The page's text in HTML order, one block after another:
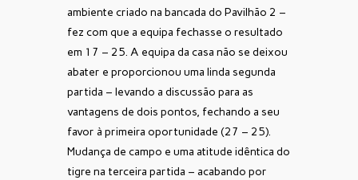
ambiente criado na bancada do Pavilhão 2 –
fez com que a equipa fechasse o resultado
em 17 – 25. A equipa da casa não se deixou
abater e proporcionou uma linda segunda
partida – levando a discussão para as
vantagens de dois pontos, fechando a seu
favor à primeira oportunidade (27 – 25).
Mudança de campo e uma atitude idêntica do
tigre na terceira partida – acabando por